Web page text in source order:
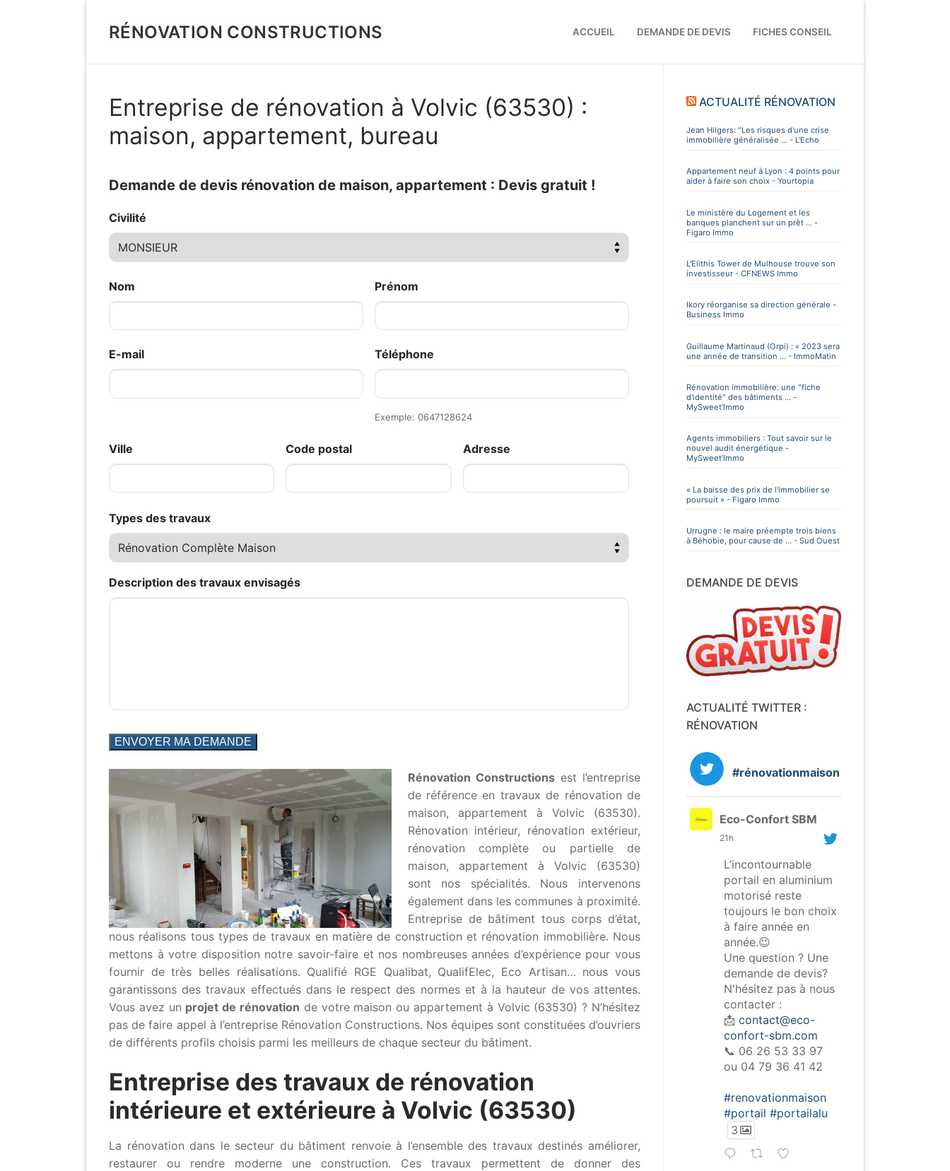
RÉNOVATION CONSTRUCTIONS ACCUEIL DEMANDE DE DEVIS FICHES CONSEIL
Entreprise de rénovation à Volvic (63530) :
maison, appartement, bureau
Demande de devis rénovation de maison, appartement : Devis gratuit !
Civilité
Nom Prénom
E-mail Téléphone
Exemple: 0647128624
Ville Code postal Adresse
Types des travaux
Description des travaux envisagés
Rénovation Constructionsest l’entreprise
de référence en travaux de rénovation de
maison, appartement à Volvic (63530).
Rénovation intérieur, rénovation extérieur,
rénovation complète ou partielle de
maison, appartement à Volvic (63530)
sont nos spécialités. Nous intervenons
également dans les communes à proximité.
Entreprise de bâtiment tous corps d’état,
nous réalisons tous types de travaux en matière de construction et rénovation immobilière. Nous
mettons à votre disposition notre savoir-faire et nos nombreuses années d’expérience pour vous
fournir de très belles réalisations. Qualifié RGE Qualibat, QualifElec, Eco Artisan… nous vous
garantissons des travaux effectués dans le respect des normes et à la hauteur de vos attentes.
Vous avez un projet de rénovation de votre maison ou appartement à Volvic (63530) ? N’hésitez
pas de faire appel à l’entreprise Rénovation Constructions. Nos équipes sont constituées d’ouvriers
de différents profils choisis parmi les meilleurs de chaque secteur du bâtiment.
Entreprise des travaux de rénovation
intérieure et extérieure à Volvic (63530)
La rénovation dans le secteur du bâtiment renvoie à l’ensemble des travaux destinés améliorer,
restaurer ou rendre moderne une construction. Ces travaux permettent de donner des
ACTUALITÉ RÉNOVATION
Jean Hilgers: "Les risques d'une crise
immobilière généralisée ... - L'Echo
Appartement neuf à Lyon : 4 points pour
aider à faire son choix - Yourtopia
Le ministère du Logement et les
banques planchent sur un prêt ... -
Figaro Immo
L'Elithis Tower de Mulhouse trouve son
investisseur - CFNEWS Immo
Ikory réorganise sa direction générale -
Business Immo
Guillaume Martinaud (Orpi) : « 2023 sera
une année de transition ... - ImmoMatin
Rénovation immobilière: une "fiche
d'identité" des bâtiments ... -
MySweet’Immo
Agents immobiliers : Tout savoir sur le
nouvel audit énergétique -
MySweet’Immo
« La baisse des prix de l'immobilier se
poursuit » - Figaro Immo
Urrugne : le maire préempte trois biens
à Béhobie, pour cause de ... - Sud Ouest
DEMANDE DE DEVIS
ACTUALITÉ TWITTER :
RÉNOVATION
#rénovationmaison
Eco-Confort SBM
21h
L’incontournable
portail en aluminium
motorisé reste
toujours le bon choix
à faire année en
année.😉
Une question ? Une
demande de devis?
N'hésitez pas à nous
contacter :
📩 contact@eco-
confort-sbm.com
📞 06 26 53 33 97
ou 04 79 36 41 42
#renovationmaison
#portail #portailalu
3